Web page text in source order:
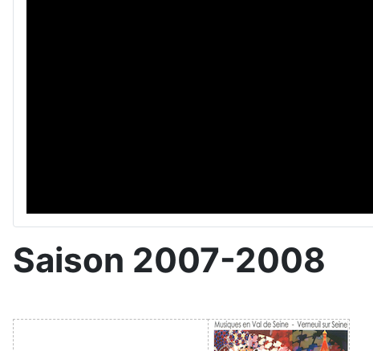
Saison 2007-2008